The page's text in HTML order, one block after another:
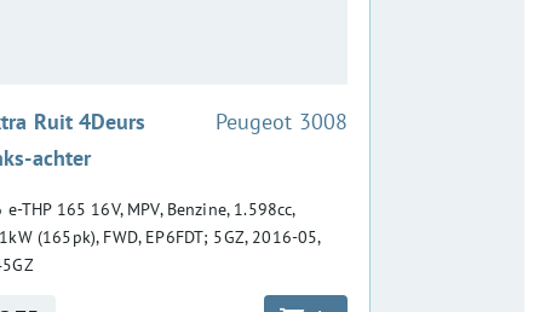
Ruit 4Deurs
achter
:Peugeot 3008
e-THP 165 16V, MPV, Benzine, 1.598cc,
(165pk), FWD, EP6FDT; 5GZ, 2016-05,